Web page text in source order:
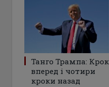
Танго Трампа: Крок
вперед і чотири
кроки назад